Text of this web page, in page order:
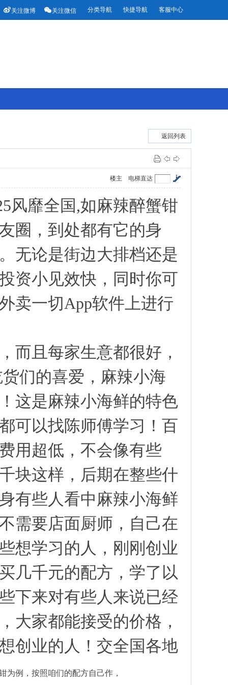
关注微博 关注微信 分类导航 快捷导航 客服中心
返回列表
电梯直达
楼主
风靡全国,如麻辣醉蟹钳
圈，到处都有它的身
无论是街边大排档还是
资小见效快，同时你可
卖一切App软件上进行
而且每家生意都很好，
们的喜爱，麻辣小海
这是麻辣小海鲜的特色
可以找陈师傅学习！百
用超低，不会像有些
块这样，后期在整些什
有些人看中麻辣小海鲜
需要店面厨师，自己在
想学习的人，刚刚创业
几千元的配方，学了以
下来对有些人来说已经
大家都能接受的价格，
创业的人！交全国各地
为例，按照咱们的配方自己作，